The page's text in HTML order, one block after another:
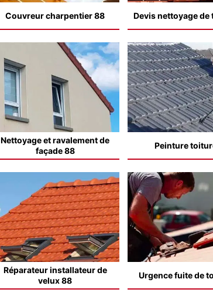
Couvreur charpentier 88 Devis nettoyage de
Nettoyage et ravalement de
façade 88
Peinture
Réparateur installateur de
velux 88
Urgence fuite de